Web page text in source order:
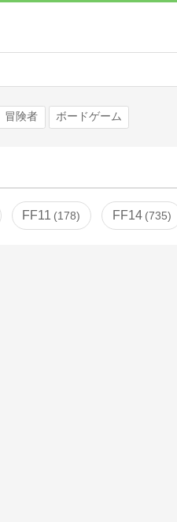
冒険者 ボードゲーム
FF11 178 FF14 735